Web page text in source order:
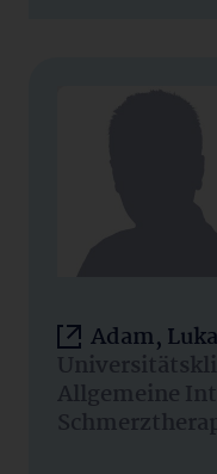
Adam,
Allgemeine